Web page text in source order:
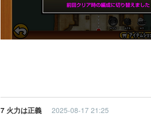
7 火力は正義 2025-08-17 21:25